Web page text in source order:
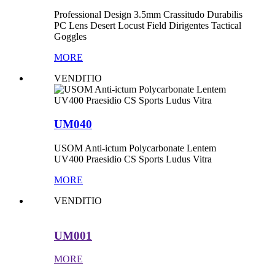
Professional Design 3.5mm Crassitudo Durabilis
PC Lens Desert Locust Field Dirigentes Tactical
Goggles
MORE
VENDITIO
UM040
USOM Anti-ictum Polycarbonate Lentem
UV400 Praesidio CS Sports Ludus Vitra
MORE
VENDITIO
UM001
MORE